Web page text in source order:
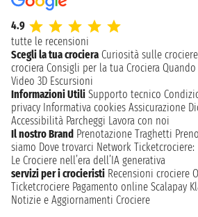
4.9
tutte le recensioni
Scegli la tua crociera Curiosità sulle crociere
crociera Consigli per la tua Crociera
Video 3D Escursioni
Informazioni Utili Supporto tecnico
privacy Informativa cookies Assicurazione
Accessibilità Parcheggi Lavora con noi
Il nostro Brand Prenotazione Traghetti
siamo Dove trovarci Network Ticketcrociere:
Le Crociere nell’era dell’IA generativa
servizi per i crocieristi Recensioni crociere
Ticketcrociere Pagamento online Scalapay
Notizie e Aggiornamenti Crociere